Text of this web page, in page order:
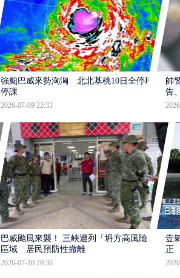
強颱巴威來勢洶洶 北北基桃10日全停班
停課
2026-07-09 22:33
帥
告
巴威颱風來襲！ 三峽遭列「坍方高風險」
區域 居民預防性撤離
2026-07-10 20:36
壹
正